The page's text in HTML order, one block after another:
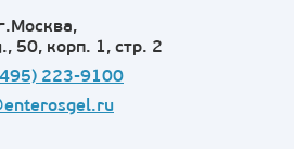
50, корп. 1, стр. 2
223-9100